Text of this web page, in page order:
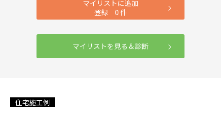
マイリストに追加
登録 0 件
マイリストを見る＆診断
住宅施工例